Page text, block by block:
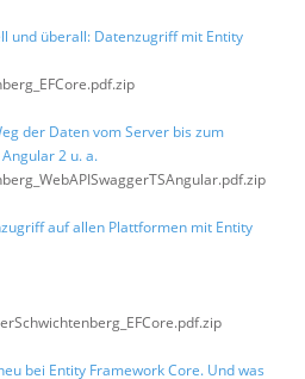
und überall: Datenzugriff mit Entity
der Daten vom Server bis zum
2 u. a.
auf allen Plattformen mit Entity
bei Entity Framework Core. Und was